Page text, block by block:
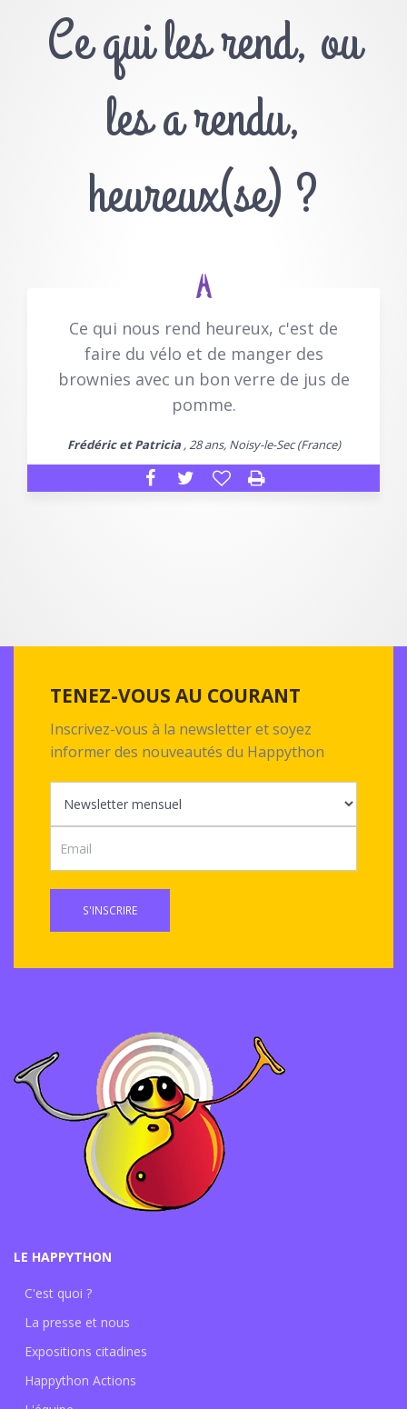
Ce qui les rend, ou
les a rendu,
heureux(se) ?
Ce qui nous rend heureux, c'est de
faire du vélo et de manger des
brownies avec un bon verre de jus de
pomme.
Frédéric et Patricia, 28 ans, Noisy-le-Sec (France)
TENEZ-VOUS AU COURANT
Inscrivez-vous à la newsletter et soyez
informer des nouveautés du Happython
S'INSCRIRE
LE HAPPYTHON
C'est quoi ?
La presse et nous
Expositions citadines
Happython Actions